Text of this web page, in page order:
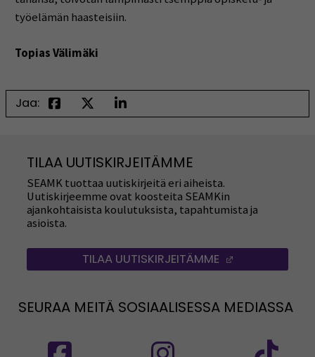
työelämän haasteisiin.
Topias Välimäki
Jaa:
TILAA UUTISKIRJEITÄMME
SEAMK tuottaa uutiskirjeitä eri aiheista.
Uutiskirjeemme ovat koosteita SEAMKin
ajankohtaisista koulutuksista, tapahtumista ja
asioista.
TILAA UUTISKIRJEITÄMME
SEURAA MEITÄ SOSIAALISESSA MEDIASSA